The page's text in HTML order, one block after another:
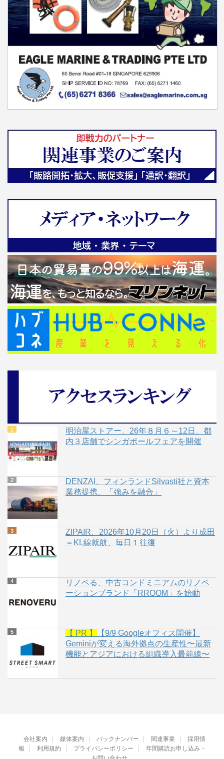
明治屋ストアー、26年８月６～12日、都
内３店舗でシンガポールフェアを開催
DENZAI、フィンランドSilvasti社と資本
業務提携、「強みを融合」
ZIPAIR、2026年10月20日（火）より成田
＝KL線就航、毎日１往復
リノベる、中古コンドミニアムのリノベ
ーションブランド「RROOM」を始動
【 PR 】
【9/9 Googleオフィス開催】
Geminiが変える海外拠点の生産性〜最新
機能とアジアにおける組織導入最前線〜
会社案内 媒体案内 バックナンバー 関連事業
採用情
報
利用規約 プライバシーポリシー
年間購読お申し込み・